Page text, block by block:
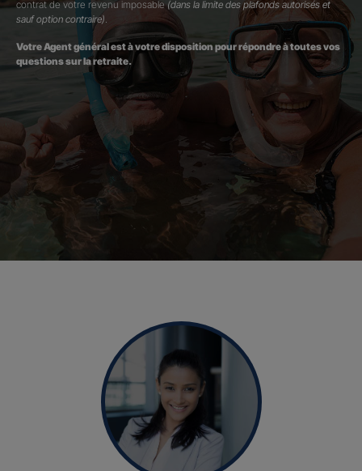
contrat de votre revenu imposable (dans la limite des plafonds autorisés et
sauf option contraire).
Votre Agent général est à votre disposition pour répondre à toutes vos
questions sur la retraite.